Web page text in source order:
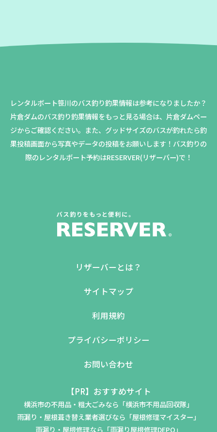
レンタルボート笹川のバス釣り釣果情報は参考になりましたか？
片倉ダムのバス釣り釣果情報をもっと見る場合は、片倉ダムペー
ジからご確認ください。 また、グッドサイズのバスが釣れたら釣
果投稿画面から写真やデータの投稿をお願いします！バス釣りの
際のレンタルボート予約はRESERVER(リザーバー)で！
リザーバーとは？
サイトマップ
利用規約
プライバシーポリシー
お問い合わせ
【PR】おすすめサイト
横浜市の不用品・粗大ごみなら「横浜市不用品回収隊」
雨漏り・屋根葺き替え業者選びなら「屋根修理マイスター」
雨漏り・屋根修理なら「雨漏り屋根修理DEPO」